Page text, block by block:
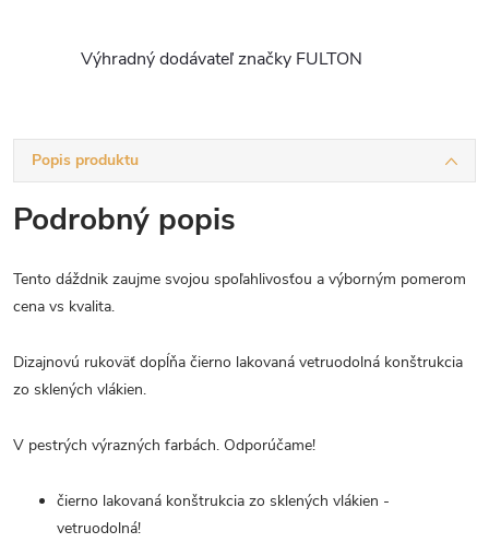
Výhradný dodávateľ značky FULTON
Popis produktu
Podrobný popis
Tento dáždnik zaujme svojou spoľahlivosťou a výborným pomerom
cena vs kvalita.
Dizajnovú rukoväť dopĺňa čierno lakovaná vetruodolná konštrukcia
zo sklených vlákien.
V pestrých výrazných farbách. Odporúčame!
čierno lakovaná konštrukcia zo sklených vlákien -
vetruodolná!